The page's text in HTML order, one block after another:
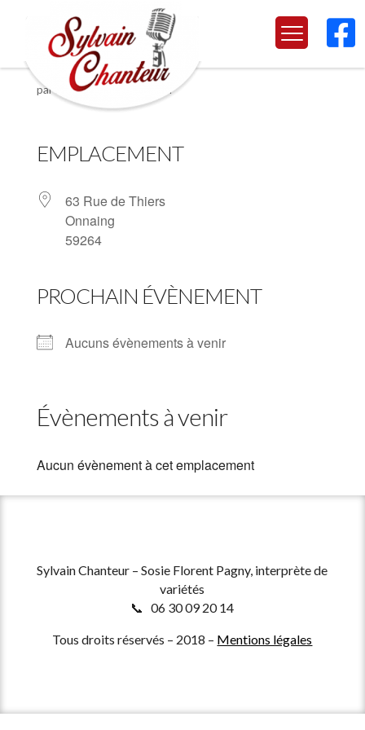

Onnaing
par Marjorie|Juin 24, 2024
EMPLACEMENT
63 Rue de Thiers
Onnaing
59264
PROCHAIN ÉVÈNEMENT
Aucuns évènements à venir
Évènements à venir
Aucun évènement à cet emplacement
Sylvain Chanteur – Sosie Florent Pagny, interprète de
variétés
📞 06 30 09 20 14
Tous droits réservés – 2018 – Mentions légales